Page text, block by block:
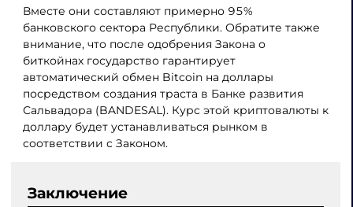
Вместе они составляют примерно 95%
банковского сектора Республики. Обратите также
внимание, что после одобрения Закона о
биткойнах государство гарантирует
автоматический обмен Bitcoin на доллары
посредством создания траста в Банке развития
Сальвадора (BANDESAL). Курс этой криптовалюты к
доллару будет устанавливаться рынком в
соответствии с Законом.
Заключение